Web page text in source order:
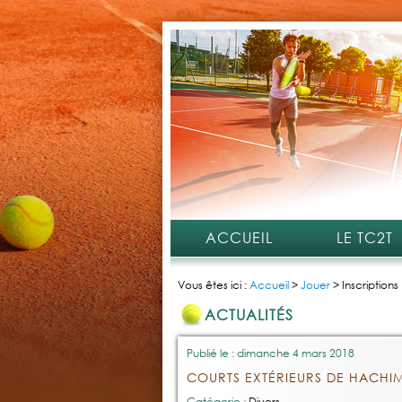
ACCUEIL LE TC2T
Vous êtes ici :Accueil>Jouer> Inscriptions
ACTUALITÉS
Publié le : dimanche 4 mars 2018
COURTS EXTÉRIEURS DE